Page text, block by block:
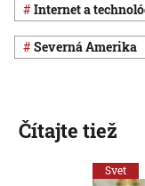
internet a
Severná Amerika
Čítajte tiež
Svet